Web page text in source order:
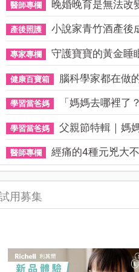
醫師專欄 晚婚晚育是無法改
產後照護 小說家青竹酒產後
專家專欄 守護寶寶的黃金睡
健康百寶箱 腦科學家都在做的
學習當爸媽 「媽媽去哪裡了？」
學習當爸媽 父親節特輯｜媽媽
醫師專欄 經痛的4種元兇大不
用募集